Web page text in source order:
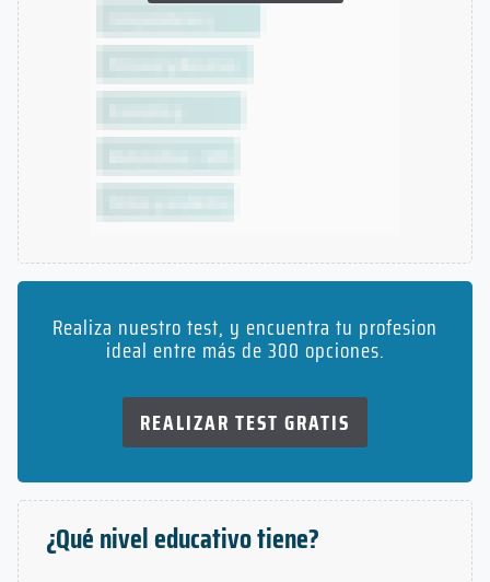
Realiza nuestro test, y encuentra tu profesion
ideal entre más de 300 opciones.
REALIZAR TEST GRATIS
¿Qué nivel educativo tiene?